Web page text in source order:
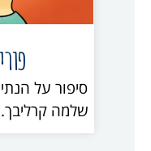
סיפור על
שלמה